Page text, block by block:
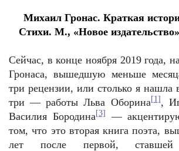
Михаил Гронас. Краткая
Стихи. М., «Новое
Сейчас, в конце ноября 2019 года,
Гронаса, вышедшую меньше
три рецензии, или столько я нашла
три — работы Льва Оборина[1],
Василия Бородина[3]
—
том, что это вторая книга поэта,
лет после первой,